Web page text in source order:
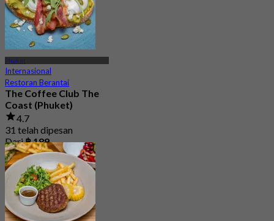
Phuket
Internasional
Restoran Berantai
The Coffee Club The
Coast (Phuket)
4.7
31 telah dipesan
Dari฿ 189